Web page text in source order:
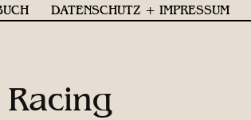
DATENSCHUTZ + IMPRESSUM